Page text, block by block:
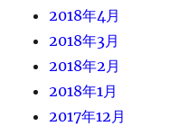
2018年4月
2018年3月
2018年2月
2018年1月
2017年12月